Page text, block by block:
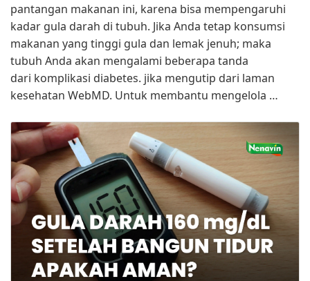
pantangan makanan ini, karena bisa mempengaruhi
kadar gula darah di tubuh. Jika Anda tetap konsumsi
makanan yang tinggi gula dan lemak jenuh; maka
tubuh Anda akan mengalami beberapa tanda
dari komplikasi diabetes. jika mengutip dari laman
kesehatan WebMD. Untuk membantu mengelola …